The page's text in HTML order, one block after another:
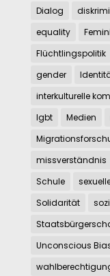
Dialog
equality
Flüchtlingspolitik
gender
interkulturelle
lgbt
Medien
missverständnis
Schule
Solidarität
Unconscious